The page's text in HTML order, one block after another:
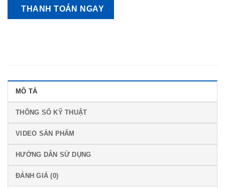
THANH TOÁN NGAY
MÔ TẢ
THÔNG SỐ KỸ THUẬT
VIDEO SẢN PHẨM
HƯỚNG DẪN SỬ DỤNG
ĐÁNH GIÁ (0)